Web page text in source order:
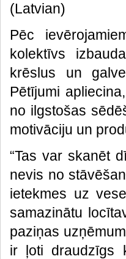
(Latvian)
Pēc
kolektīvs
krēslus un
Pētījumi
no ilgstošas
motivāciju un
“Tas var skanēt
nevis no
ietekmes uz
samazinātu
paziņas
ir ļoti draudzīgs